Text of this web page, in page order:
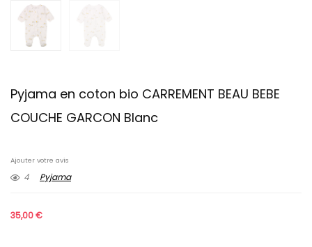
Pyjama en coton bio CARREMENT BEAU BEBE
COUCHE GARCON Blanc
Ajouter votre avis
4 Pyjama
35,00€